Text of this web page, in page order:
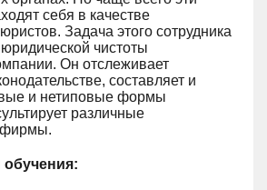
себя в качестве
Задача этого сотрудника
чистоты
Он отслеживает
составляет и
и нетиповые формы
различные
фирмы.